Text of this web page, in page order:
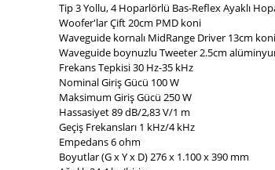
Tip 3 Yollu, 4 Hoparlörlü Bas-Reflex Ayaklı
Woofer'lar Çift 20cm PMD koni
Waveguide kornalı MidRange Driver 13cm koni
Waveguide boynuzlu Tweeter 2.5cm
Frekans Tepkisi 30 Hz-35 kHz
Nominal Giriş Gücü 100 W
Maksimum Giriş Gücü 250 W
Hassasiyet 89 dB/2,83 V/1 m
Geçiş Frekansları 1 kHz/4 kHz
Empedans 6 ohm
Boyutlar (G x Y x D) 276 x 1.100 x 390 mm